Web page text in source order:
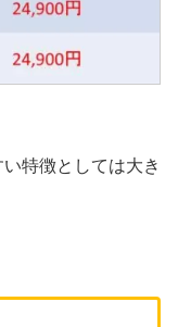
特徴としては大き